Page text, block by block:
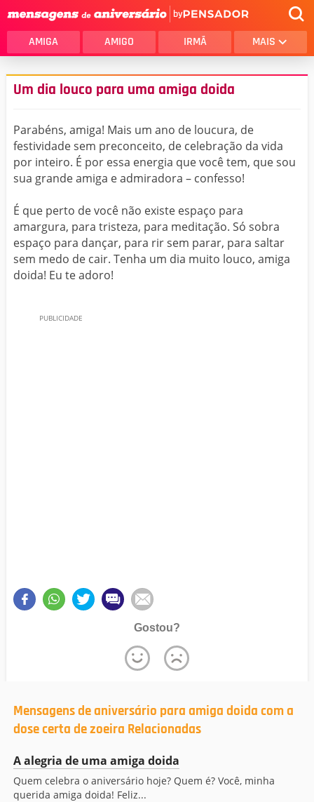
by
AMIGA AMIGO IRMÃ MAIS
Um dia louco para uma amiga doida
Parabéns, amiga! Mais um ano de loucura, de
festividade sem preconceito, de celebração da vida
por inteiro. É por essa energia que você tem, que sou
sua grande amiga e admiradora – confesso!
É que perto de você não existe espaço para
amargura, para tristeza, para meditação. Só sobra
espaço para dançar, para rir sem parar, para saltar
sem medo de cair. Tenha um dia muito louco, amiga
doida! Eu te adoro!
Gostou?
Mensagens de aniversário para amiga doida com a
dose certa de zoeira Relacionadas
A alegria de uma amiga doida
Quem celebra o aniversário hoje? Quem é? Você, minha
querida amiga doida! Feliz...